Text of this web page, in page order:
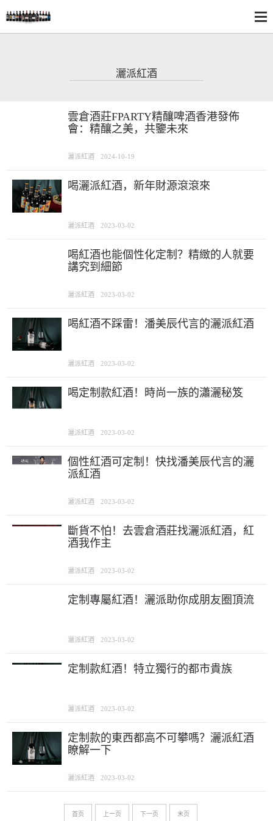
灑派紅酒
雲倉酒莊FPARTY精釀啤酒香港發佈
會：精釀之美，共鑒未來
灑派紅酒 2024-10-19
喝灑派紅酒，新年財源滾滾來
灑派紅酒 2023-03-02
喝紅酒也能個性化定制？精緻的人就要
講究到細節
灑派紅酒 2023-03-02
喝紅酒不踩雷！潘美辰代言的灑派紅酒
灑派紅酒 2023-03-02
喝定制款紅酒！時尚一族的瀟灑秘笈
灑派紅酒 2023-03-02
個性紅酒可定制！快找潘美辰代言的灑
派紅酒
灑派紅酒 2023-03-02
斷貨不怕！去雲倉酒莊找灑派紅酒，紅
酒我作主
灑派紅酒 2023-03-02
定制專屬紅酒！灑派助你成朋友圈頂流
灑派紅酒 2023-03-02
定制款紅酒！特立獨行的都市貴族
灑派紅酒 2023-03-02
定制款的東西都高不可攀嗎？灑派紅酒
瞭解一下
灑派紅酒 2023-03-02
首页 上一页 下一页 末页